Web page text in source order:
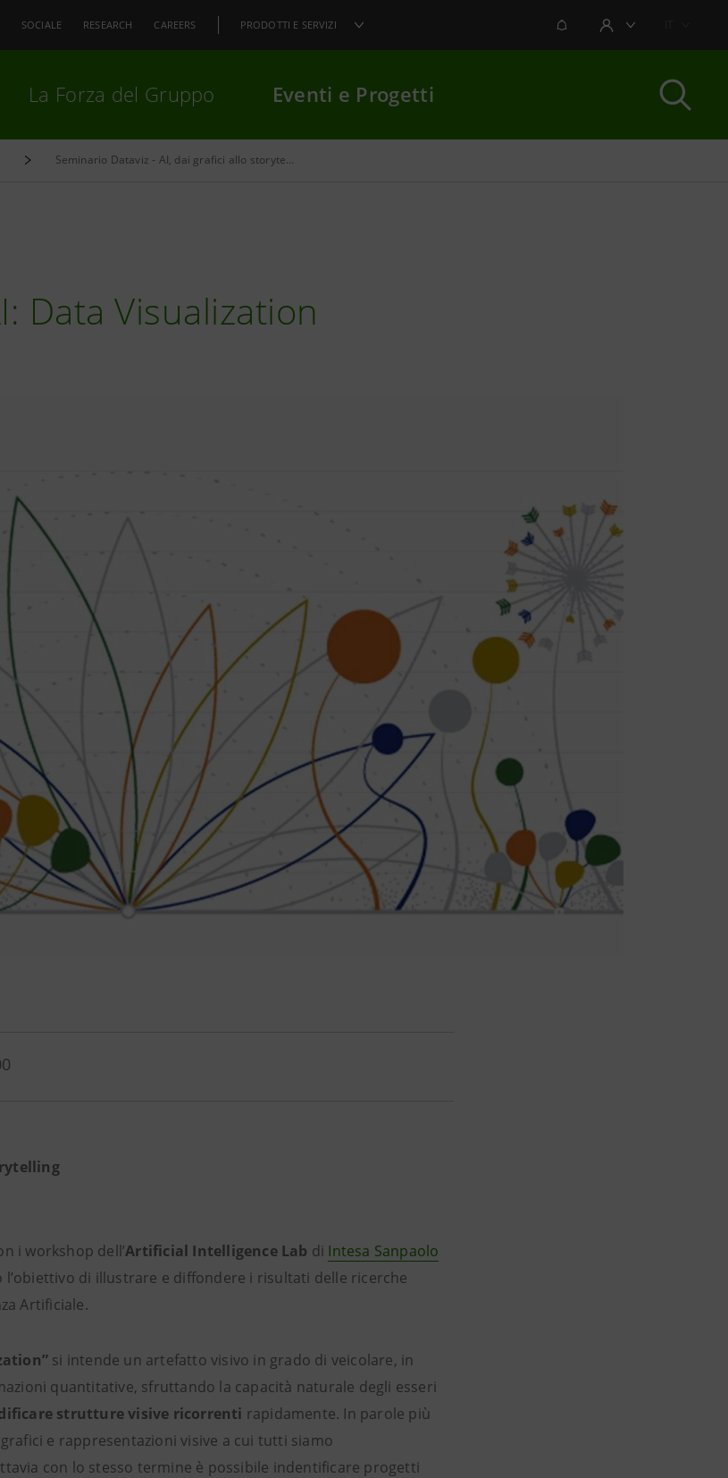
SOCIALE RESEARCH CAREERS PRODOTTI E SERVIZI NOTIFICHEAREA UTENTE
La Forza del Gruppo Eventi e Progetti
Seminario Dataviz - AI, dai grafici allo storytelling
Data Visualization
i workshop dell’Artificial Intelligence Lab di Intesa Sanpaolo
l’obiettivo di illustrare e diffondere i risultati delle ricerche
Artificiale.
si intende un artefatto visivo in grado di veicolare, in
quantitative, sfruttando la capacità naturale degli esseri
strutture visive ricorrenti rapidamente. In parole più
e rappresentazioni visive a cui tutti siamo
con lo stesso termine è possibile indentificare progetti